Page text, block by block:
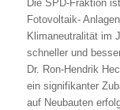
Die SPD-Fraktion
Fotovoltaik-
Klimaneutralität im
schneller und
Dr. Ron-Hendrik
ein signifikanter
auf Neubauten